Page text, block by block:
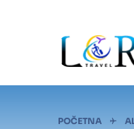
Mrvice
POČETNA